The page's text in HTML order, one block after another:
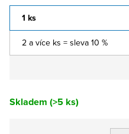
1 ks
2 a více ks = sleva 10 %
Skladem (>5 ks)